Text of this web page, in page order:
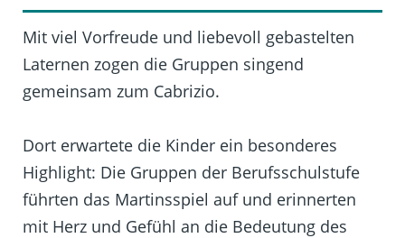
Mit viel Vorfreude und liebevoll gebastelten
Laternen zogen die Gruppen singend
gemeinsam zum Cabrizio.
Dort erwartete die Kinder ein besonderes
Highlight: Die Gruppen der Berufsschulstufe
führten das Martinsspiel auf und erinnerten
mit Herz und Gefühl an die Bedeutung des